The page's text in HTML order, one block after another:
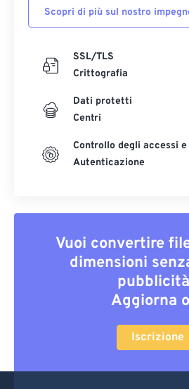
Scopri di più sul nostro
SSL/TLS
Crittografia
Dati protetti
Centri
Controllo degli accessi e
Autenticazione
Vuoi convertire
dimensioni
Aggiorna
Iscrizione